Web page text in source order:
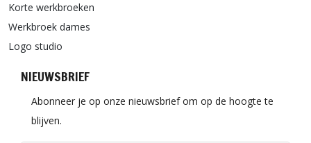
Korte werkbroeken
Werkbroek dames
Logo studio
NIEUWSBRIEF
Abonneer je op onze nieuwsbrief om op de hoogte te
blijven.